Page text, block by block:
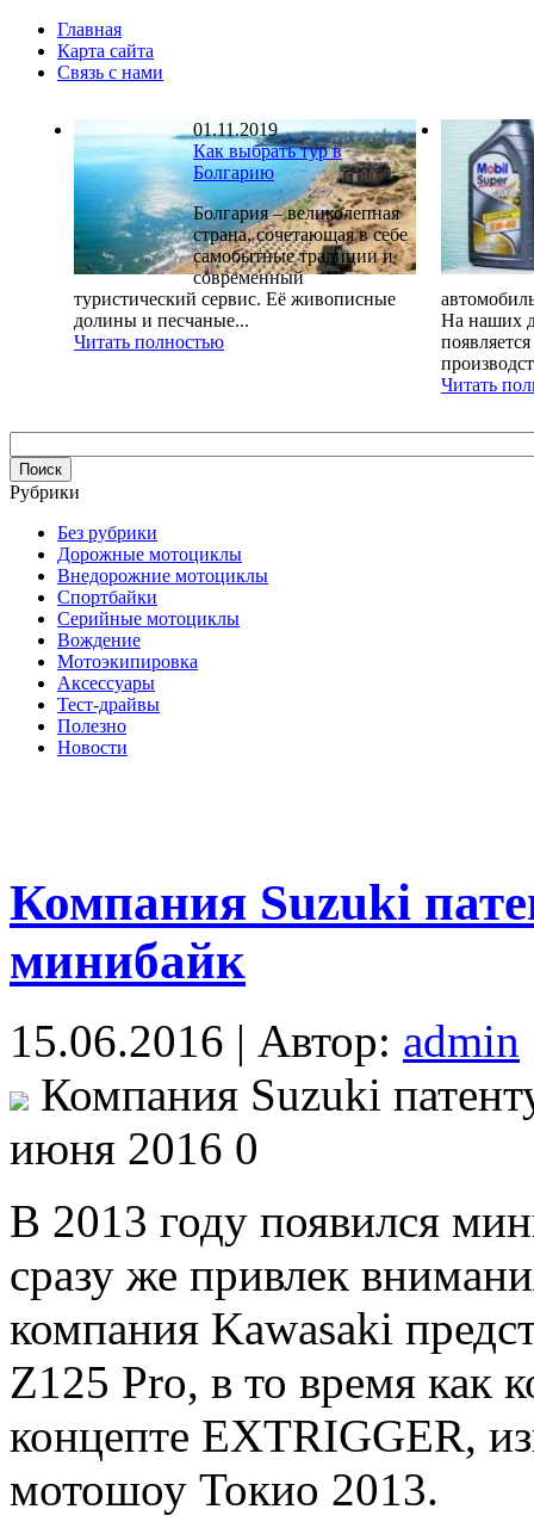
Главная
Карта сайта
Связь с нами
01.11.2019
Как выбрать тур в
Болгарию
Болгария – великолепная
страна, сочетающая в себе
самобытные традиции и
современный
туристический сервис. Её живописные
долины и песчаные...
Читать полностью
На наших
Читать
Рубрики
Без рубрики
Дорожные мотоциклы
Внедорожние мотоциклы
Спортбайки
Серийные мотоциклы
Вождение
Мотоэкипировка
Аксессуары
Тест-драйвы
Полезно
Новости
Компания Suzuki
минибайк
15.06.2016 | Автор: admin
Компания Suzuki
июня 2016 0
В 2013 году появился
сразу же привлек
компания Kawasaki
Z125 Pro, в то время как
концепте EXTRIGGER,
мотошоу Токио 2013.